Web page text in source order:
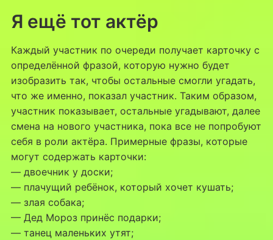
Я ещё тот актёр
Каждый участник по очереди получает карточку с
определённой фразой, которую нужно будет
изобразить так, чтобы остальные смогли угадать,
что же именно, показал участник. Таким образом,
участник показывает, остальные угадывают, далее
смена на нового участника, пока все не попробуют
себя в роли актёра. Примерные фразы, которые
могут содержать карточки:
— двоечник у доски;
— плачущий ребёнок, который хочет кушать;
— злая собака;
— Дед Мороз принёс подарки;
— танец маленьких утят;